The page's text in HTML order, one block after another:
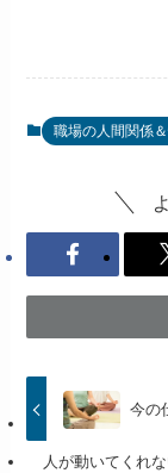
職場の人間関係
今の
人が動いてくれ